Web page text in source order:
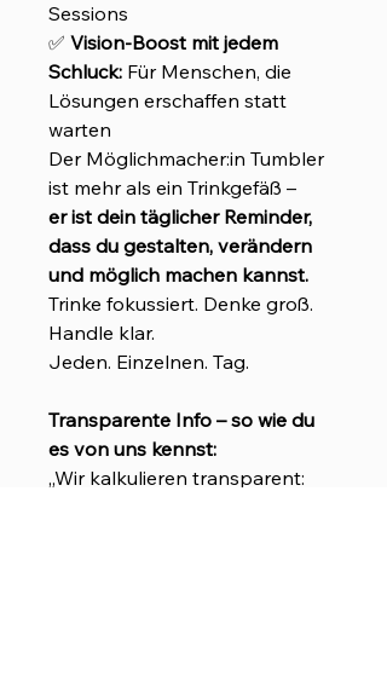
Sessions
✅ Vision-Boost mit jedem
Schluck: Für Menschen, die
Lösungen erschaffen statt
warten
Der Möglichmacher:in Tumbler
ist mehr als ein Trinkgefäß –
er ist dein täglicher Reminder,
dass du gestalten, verändern
und möglich machen kannst.
Trinke fokussiert. Denke groß.
Handle klar.
Jeden. Einzelnen. Tag.
Transparente Info – so wie du
es von uns kennst:
„Wir kalkulieren transparent: